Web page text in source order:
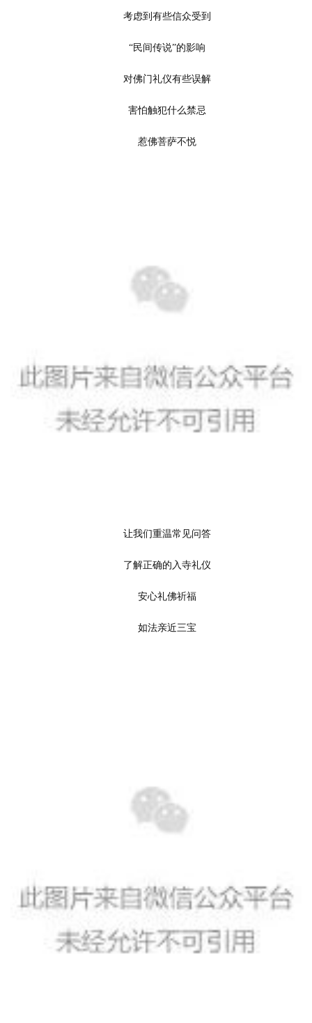
	考虑到有些信众受到
	“民间传说”的影响
	对佛门礼仪有些误解
	害怕触犯什么禁忌
	惹佛菩萨不悦
	让我们重温常见问答
	了解正确的入寺礼仪
	安心礼佛祈福
	如法亲近三宝